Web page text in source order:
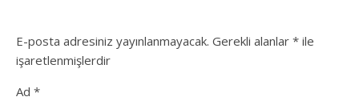
E-posta adresiniz yayınlanmayacak. Gerekli alanlar * ile
işaretlenmişlerdir
Ad *